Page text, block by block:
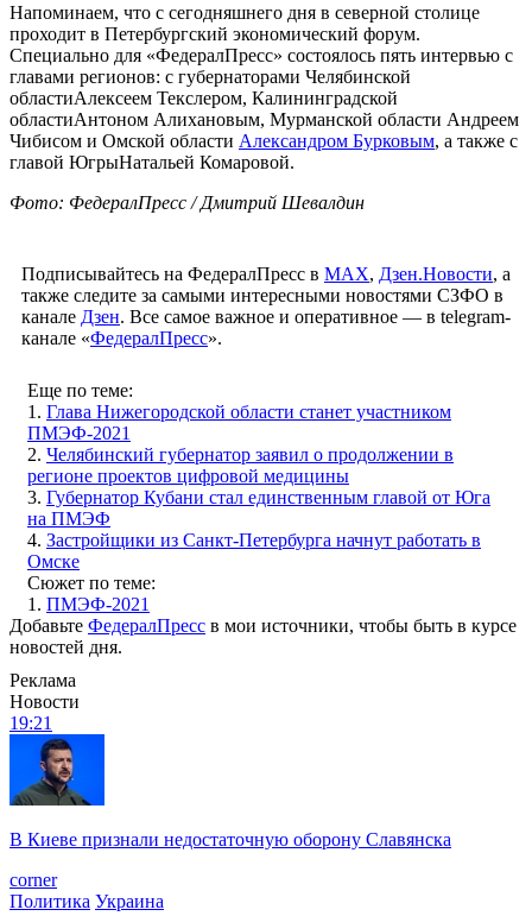
Напоминаем, что с сегодняшнего дня в северной столице
проходит в Петербургский экономический форум.
Специально для «ФедералПресс» состоялось пять интервью с
главами регионов: с губернаторами Челябинской
областиАлексеем Текслером, Калининградской
областиАнтоном Алихановым, Мурманской области Андреем
Чибисом и Омской области Александром Бурковым, а также с
главой ЮгрыНатальей Комаровой.
Фото: ФедералПресс / Дмитрий Шевалдин
Подписывайтесь на ФедералПресс в МАХ, Дзен.Новости, а
также следите за самыми интересными новостями СЗФО в
канале Дзен. Все самое важное и оперативное — в telegram-
канале «ФедералПресс».
Еще по теме:
1. Глава Нижегородской области станет участником
ПМЭФ-2021
2. Челябинский губернатор заявил о продолжении в
регионе проектов цифровой медицины
3. Губернатор Кубани стал единственным главой от Юга
на ПМЭФ
4. Застройщики из Санкт-Петербурга начнут работать в
Омске
Сюжет по теме:
1. ПМЭФ-2021
Добавьте ФедералПресс в мои источники, чтобы быть в курсе
новостей дня.
Реклама
Новости
19:21
В Киеве признали недостаточную оборону Славянска
corner
Политика Украина